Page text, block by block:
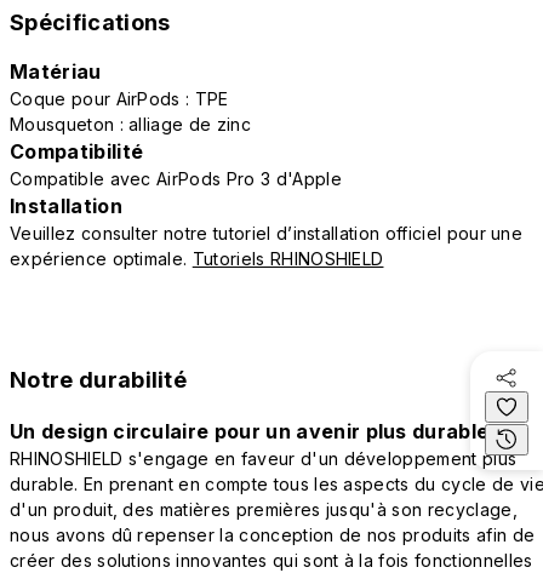
Spécifications
Matériau
Coque pour AirPods : TPE
Mousqueton : alliage de zinc
Compatibilité
Compatible avec AirPods Pro 3 d'Apple
Installation
Veuillez consulter notre tutoriel d’installation officiel pour une
expérience optimale. Tutoriels RHINOSHIELD
Notre durabilité
Un design circulaire pour un avenir plus durable
RHINOSHIELD s'engage en faveur d'un développement plus
durable. En prenant en compte tous les aspects du cycle de
d'un produit, des matières premières jusqu'à son recyclage,
nous avons dû repenser la conception de nos produits afin de
créer des solutions innovantes qui sont à la fois fonctionnelles